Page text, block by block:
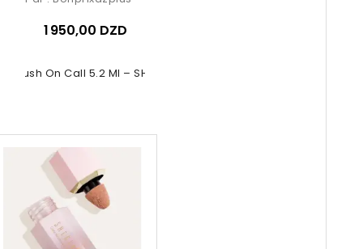
Blush On Call 5.2 Ml – SHEGLAM...
1 950,00 DZD